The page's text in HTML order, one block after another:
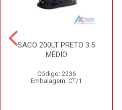
SACO 200LT PRETO 3.5
MÉDIO
Código: 2236
Embalagem: CT/1